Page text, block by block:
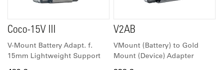
Coco-15V III
V-Mount Battery Adapt. f.
15mm Lightweight Support
V2AB
VMount (Battery) to Gold
Mount (Device) Adapter